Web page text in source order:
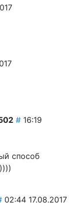
# 16:19
способ
02:44 17.08.2017